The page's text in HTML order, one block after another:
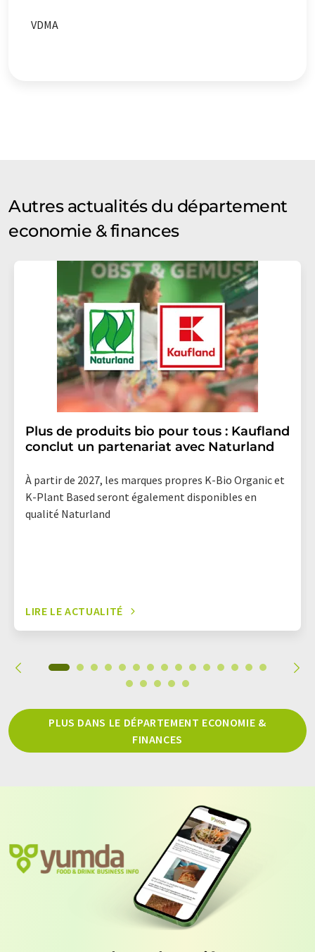
VDMA
Autres actualités du département
economie & finances
Plus de produits bio pour tous : Kaufland
conclut un partenariat avec Naturland
À partir de 2027, les marques propres K-Bio Organic et
K-Plant Based seront également disponibles en
qualité Naturland
LIRE LE ACTUALITÉ
PLUS DANS LE DÉPARTEMENT ECONOMIE &
FINANCES